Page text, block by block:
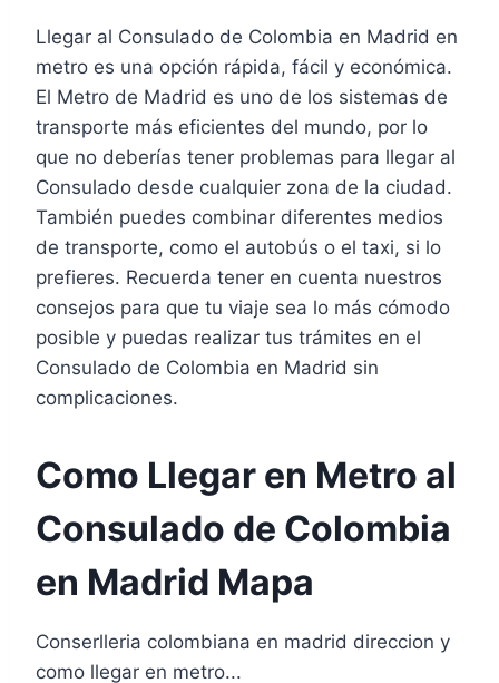
Llegar al Consulado de Colombia en Madrid en
metro es una opción rápida, fácil y económica.
El Metro de Madrid es uno de los sistemas de
transporte más eficientes del mundo, por lo
que no deberías tener problemas para llegar al
Consulado desde cualquier zona de la ciudad.
También puedes combinar diferentes medios
de transporte, como el autobús o el taxi, si lo
prefieres. Recuerda tener en cuenta nuestros
consejos para que tu viaje sea lo más cómodo
posible y puedas realizar tus trámites en el
Consulado de Colombia en Madrid sin
complicaciones.
Como Llegar en Metro al
Consulado de Colombia
en Madrid Mapa
Conserlleria colombiana en madrid direccion y
como llegar en metro...